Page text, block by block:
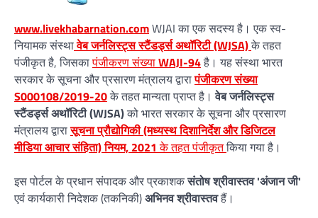
www.livekhabarnation.comWJAI का एक सदस्य है। एक स्व-
नियामक संस्थावेब जर्नलिस्ट्स स्टैंडर्ड्स अथॉरिटी (WJSA)के तहत
पंजीकृत है, जिसकापंजीकरण संख्याWAJI-94है। यह संस्था भारत
सरकार के सूचना और प्रसारण मंत्रालय द्वारापंजीकरण संख्या
S000108/2019-20के तहत मान्यता प्राप्त है।वेब जर्नलिस्ट्स
स्टैंडर्ड्स अथॉरिटी (WJSA)को भारत सरकार के सूचना और प्रसारण
मंत्रालय द्वारासूचना प्रौद्योगिकी (मध्यस्थ दिशानिर्देश और डिजिटल
मीडिया आचार संहिता) नियम, 2021 के तहत पंजीकृतकिया गया है।
इस पोर्टल के प्रधान संपादक और प्रकाशकसंतोष श्रीवास्तव 'अंजान जी'
एवं कार्यकारी निदेशक (तकनिकी)अभिनव श्रीवास्तवहैं।